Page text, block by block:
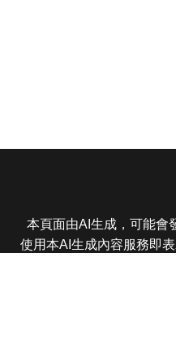
本頁面由AI生成，可能會
使用本AI生成內容服務即